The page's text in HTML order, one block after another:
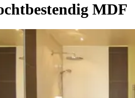
MDF